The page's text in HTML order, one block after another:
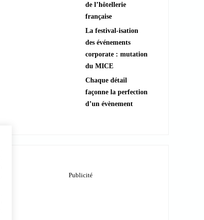
de l’hôtellerie
française
La festival-isation
des événements
corporate : mutation
du MICE
Chaque détail
façonne la perfection
d’un évènement